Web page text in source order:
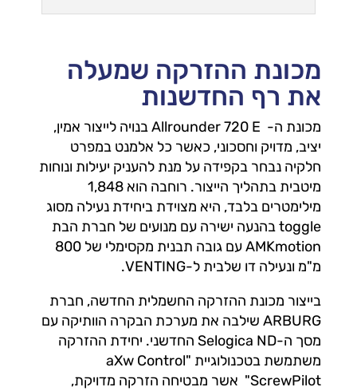
מכונת ההזרקה שמעלה
את רף החדשנות
מכונת ה-
Allrounder 720 E בנויה לייצור אמין,
יציב, מדויק וחסכוני, כאשר כל אלמנט במפרט
חלקיה נבחר בקפידה על מנת להעניק יעילות ונוחות
מיטבית בתהליך הייצור.
רוחבה הוא 1,848
מילימטרים בלבד, היא מצוידת ביחידת נעילה מסוג
toggle בהנעה ישירה עם מנועים של חברת הבת
AMKmotion עם גובה תבנית מקסימלי של 800
מ"מ ונעילה דו שלבית ל-VENTING.
בייצור מכונת ההזרקה החשמלית החדשה, חברת
ARBURG שילבה את מערכת הבקרה הוותיקה עם
מסך ה-Selogica ND החדשני. יחידת ההזרקה
משתמשת בטכנולוגיית "aXw Control
ScrewPilot" אשר מבטיחה הזרקה מדויקת,